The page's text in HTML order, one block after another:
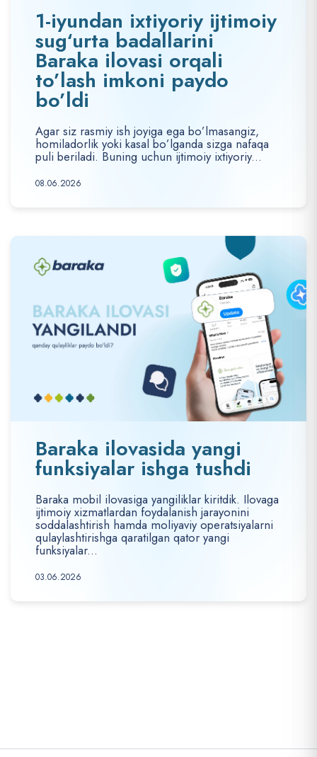
1-iyundan ixtiyoriy ijtimoiy
sug‘urta badallarini
Baraka ilovasi orqali
to’lash imkoni paydo
bo’ldi
Agar siz rasmiy ish joyiga ega bo’lmasangiz,
homiladorlik yoki kasal bo’lganda sizga nafaqa
puli beriladi. Buning uchun ijtimoiy ixtiyoriy...
08.06.2026
Baraka ilovasida yangi
funksiyalar ishga tushdi
Baraka mobil ilovasiga yangiliklar kiritdik. Ilovaga
ijtimoiy xizmatlardan foydalanish jarayonini
soddalashtirish hamda moliyaviy operatsiyalarni
qulaylashtirishga qaratilgan qator yangi
funksiyalar...
03.06.2026